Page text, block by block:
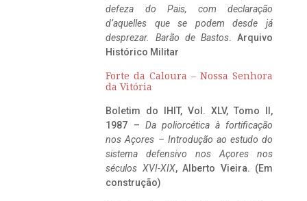
defeza do Pais, com declaração
d’aquelles que se podem desde já
desprezar. Barão de Bastos. Arquivo
Histórico Militar
Forte da Caloura – Nossa Senhora
da Vitória
Boletim do IHIT, Vol. XLV, Tomo II,
1987 – Da poliorcética à fortificação
nos Açores – Introdução ao estudo do
sistema defensivo nos Açores nos
séculos XVI-XIX, Alberto Vieira. (Em
construção)